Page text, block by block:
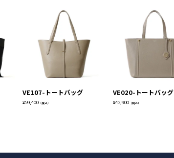
VE107-トートバッグ
¥59,400（税込）
VE020-トートバッグ
¥42,900（税込）